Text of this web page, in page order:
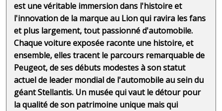
est une véritable immersion dans l'histoire et
l'innovation de la marque au Lion qui ravira les fans
et plus largement, tout passionné d'automobile.
Chaque voiture exposée raconte une histoire, et
ensemble, elles tracent le parcours remarquable de
Peugeot, de ses débuts modestes à son statut
actuel de leader mondial de l'automobile au sein du
géant Stellantis. Un musée qui vaut le détour pour
la qualité de son patrimoine unique mais qui